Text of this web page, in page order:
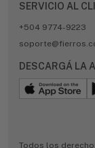
SERVICIO AL
+504 9774-9223
DESCARGÁ LA
Todos los